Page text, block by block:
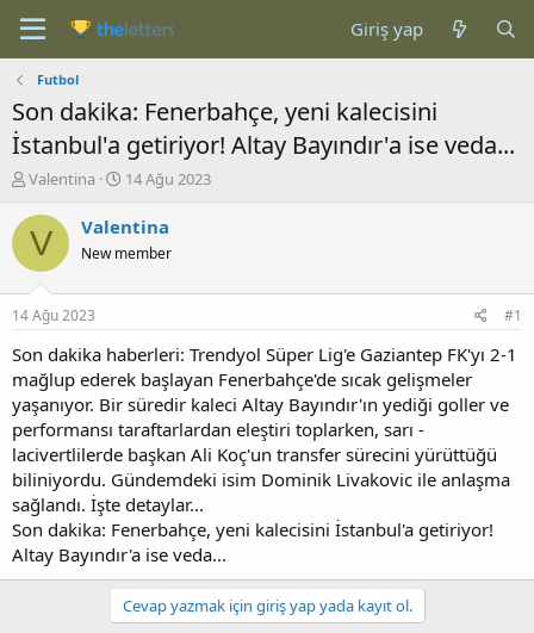
Giriş yap
Futbol
Son dakika: Fenerbahçe, yeni kalecisini
İstanbul'a getiriyor! Altay Bayındır'a ise veda...
K
n
b
u
u
b
a
l
a
t
a
n
Valentina
B
ş
a
ç
t
a
r
i
h
i
14 Ağu 2023
V Valentina
New member
14 Ağu 2023 #1
Son dakika haberleri: Trendyol Süper Lig'e Gaziantep FK'yı 2-1
mağlup ederek başlayan Fenerbahçe'de sıcak gelişmeler
yaşanıyor. Bir süredir kaleci Altay Bayındır'ın yediği goller ve
performansı taraftarlardan eleştiri toplarken, sarı -
lacivertlilerde başkan Ali Koç'un transfer sürecini yürüttüğü
biliniyordu. Gündemdeki isim Dominik Livakovic ile anlaşma
sağlandı. İşte detaylar...
Son dakika: Fenerbahçe, yeni kalecisini İstanbul'a getiriyor!
Altay Bayındır'a ise veda...
Cevap yazmak için giriş yap yada kayıt ol.